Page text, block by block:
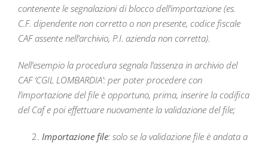
contenente le segnalazioni di blocco dell’importazione (es.
C.F. dipendente non corretto o non presente, codice fiscale
CAF assente nell’archivio, P.I. azienda non corretta).
Nell’esempio la procedura segnala l’assenza in archivio del
CAF ‘CGIL LOMBARDIA’: per poter procedere con
l’importazione del file è opportuno, prima, inserire la codifica
del Caf e poi effettuare nuovamente la validazione del file;
Importazione file: solo se la validazione file è andata a